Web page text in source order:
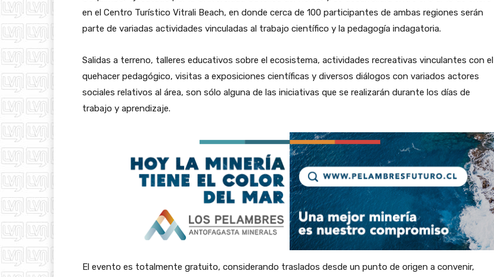
en el Centro Turístico Vitrali Beach, en donde cerca de 100 participantes de ambas regiones serán
parte de variadas actividades vinculadas al trabajo científico y la pedagogía indagatoria.
Salidas a terreno, talleres educativos sobre el ecosistema, actividades recreativas vinculantes con el
quehacer pedagógico, visitas a exposiciones científicas y diversos diálogos con variados actores
sociales relativos al área, son sólo alguna de las iniciativas que se realizarán durante los días de
trabajo y aprendizaje.
El evento es totalmente gratuito, considerando traslados desde un punto de origen a convenir,